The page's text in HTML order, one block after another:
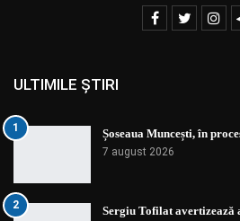
ULTIMILE ȘTIRI
1 Șoseaua Muncești, în
7 august 2026
2 Sergiu Tofilat